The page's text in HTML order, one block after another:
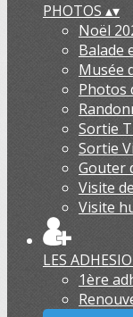
PHOTOS ▴▾
Noël
Balade
Musée
Photos
Sortie
Sortie
Gouter
Visite
Visite
LES
1ère